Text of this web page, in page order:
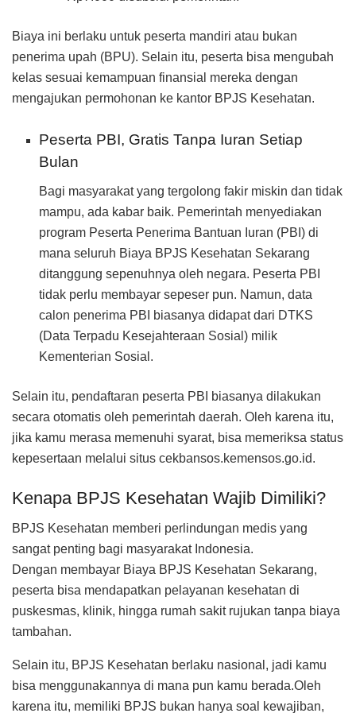
Biaya ini berlaku untuk peserta mandiri atau bukan
penerima upah (BPU). Selain itu, peserta bisa mengubah
kelas sesuai kemampuan finansial mereka dengan
mengajukan permohonan ke kantor BPJS Kesehatan.
Peserta PBI, Gratis Tanpa Iuran Setiap
Bulan
Bagi masyarakat yang tergolong fakir miskin dan tidak
mampu, ada kabar baik. Pemerintah menyediakan
program Peserta Penerima Bantuan Iuran (PBI) di
mana seluruh Biaya BPJS Kesehatan Sekarang
ditanggung sepenuhnya oleh negara. Peserta PBI
tidak perlu membayar sepeser pun. Namun, data
calon penerima PBI biasanya didapat dari DTKS
(Data Terpadu Kesejahteraan Sosial) milik
Kementerian Sosial.
Selain itu, pendaftaran peserta PBI biasanya dilakukan
secara otomatis oleh pemerintah daerah. Oleh karena itu,
jika kamu merasa memenuhi syarat, bisa memeriksa status
kepesertaan melalui situs cekbansos.kemensos.go.id.
Kenapa BPJS Kesehatan Wajib Dimiliki?
BPJS Kesehatan memberi perlindungan medis yang
sangat penting bagi masyarakat Indonesia.
Dengan membayar Biaya BPJS Kesehatan Sekarang,
peserta bisa mendapatkan pelayanan kesehatan di
puskesmas, klinik, hingga rumah sakit rujukan tanpa biaya
tambahan.
Selain itu, BPJS Kesehatan berlaku nasional, jadi kamu
bisa menggunakannya di mana pun kamu berada.Oleh
karena itu, memiliki BPJS bukan hanya soal kewajiban,